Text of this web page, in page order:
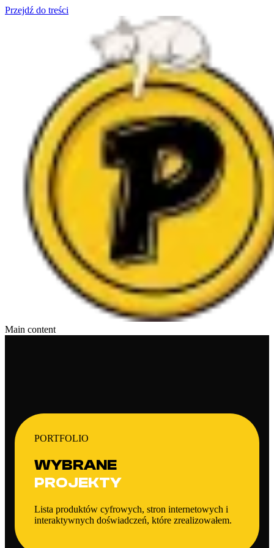
Przejdź do treści
Main content
PORTFOLIO
WYBRANE
PROJEKTY
Lista produktów cyfrowych, stron internetowych i
interaktywnych doświadczeń, które zrealizowałem.